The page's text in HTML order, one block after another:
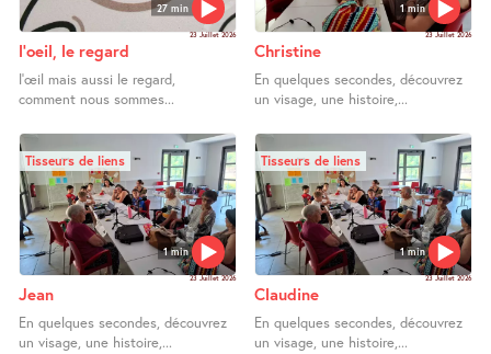
27 min
23 Juillet 2026
l’oeil, le regard
l’œil mais aussi le regard,
comment nous sommes...
1 min
23 Juillet 2026
Christine
En quelques secondes, découvrez
un visage, une histoire,...
1 min
Tisseurs de liens
23 Juillet 2026
Jean
En quelques secondes, découvrez
un visage, une histoire,...
1 min
Tisseurs de liens
23 Juillet 2026
Claudine
En quelques secondes, découvrez
un visage, une histoire,...